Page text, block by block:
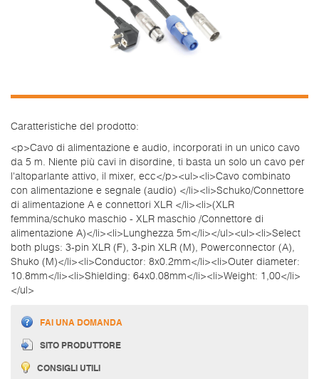
Caratteristiche del prodotto:
<p>Cavo di alimentazione e audio, incorporati in un unico cavo
da 5 m. Niente più cavi in disordine, ti basta un solo un cavo per
l'altoparlante attivo, il mixer, ecc</p><ul><li>Cavo combinato
con alimentazione e segnale (audio) </li><li>Schuko/Connettore
di alimentazione A e connettori XLR </li><li>(XLR
femmina/schuko maschio - XLR maschio /Connettore di
alimentazione A)</li><li>Lunghezza 5m</li></ul><ul><li>Select
both plugs: 3-pin XLR (F), 3-pin XLR (M), Powerconnector (A),
Shuko (M)</li><li>Conductor: 8x0.2mm</li><li>Outer diameter:
10.8mm</li><li>Shielding: 64x0.08mm</li><li>Weight: 1,00</li>
</ul>
FAI UNA DOMANDA
SITO PRODUTTORE
CONSIGLI UTILI